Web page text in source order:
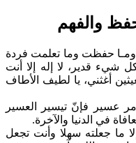
والفهم
ومـا حفظت وما تعلمت فردة
شيء قدير، لا إله إلا أنت
أغثني، يا لطيف الأطاف
عسير فإنّ تيسير العسير
في الدنيا والآخرة.
ما جعلته سهلا وأنت تجعل